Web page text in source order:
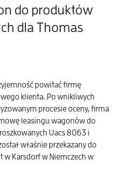
do produktów
dla Thomas
powitać firmę
klienta. Po wnikliwych
procesie oceny, firma
leasingu wagonów do
Uacs 8063 i
właśnie przekazany do
w Karsdorf w Niemczech w